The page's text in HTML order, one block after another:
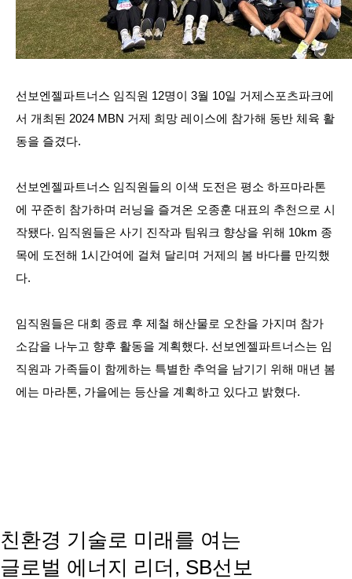
선보엔젤파트너스 임직원 12명이 3월 10일 거제스포츠파크에
서 개최된 2024 MBN 거제 희망 레이스에 참가해 동반 체육 활
동을 즐겼다.
선보엔젤파트너스 임직원들의 이색 도전은 평소 하프마라톤
에 꾸준히 참가하며 러닝을 즐겨온 오종훈 대표의 추천으로 시
작됐다. 임직원들은 사기 진작과 팀워크 향상을 위해 10km 종
목에 도전해 1시간여에 걸쳐 달리며 거제의 봄 바다를 만끽했
다.
임직원들은 대회 종료 후 제철 해산물로 오찬을 가지며 참가
소감을 나누고 향후 활동을 계획했다. 선보엔젤파트너스는 임
직원과 가족들이 함께하는 특별한 추억을 남기기 위해 매년 봄
에는 마라톤, 가을에는 등산을 계획하고 있다고 밝혔다.
친환경 기술로 미래를 여는
글로벌 에너지 리더, SB선보